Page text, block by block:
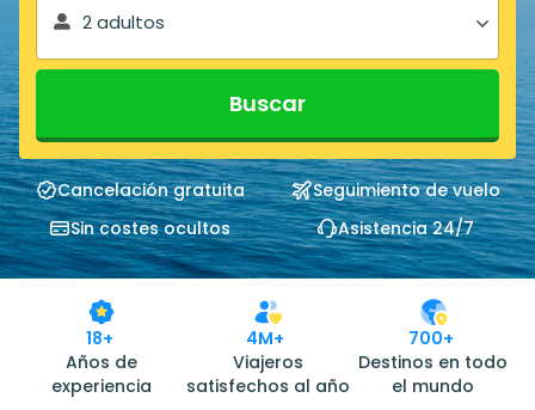
2 adultos
Buscar
Cancelación gratuita
Seguimiento de vuelo
Sin costes ocultos
Asistencia 24/7
18+
Años de
experiencia
4M+
Viajeros
satisfechos al año
700+
Destinos en todo
el mundo